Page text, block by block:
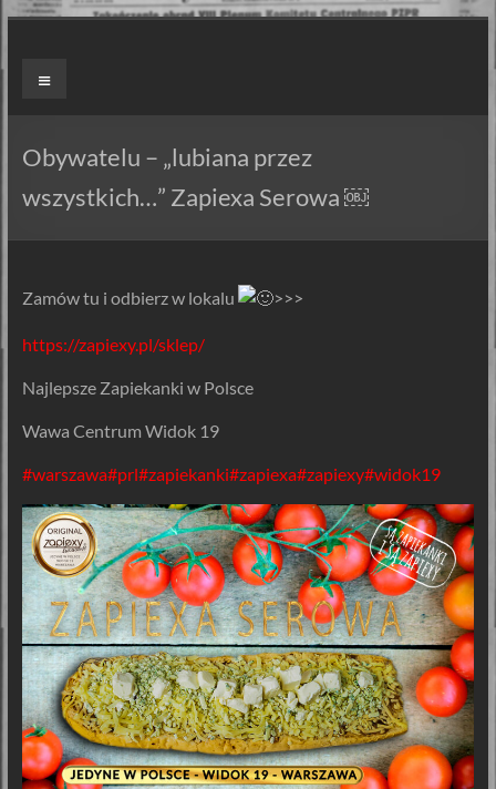
Skip
ZAPIEXY
–
SMAK
PRL`U
ORYGINALNE!
Zapiekanki
i
Zapiexy.
Menu
Obywatelu – „lubiana przez
wszystkich…” Zapiexa Serowa ￼
Zamów tu i odbierz w lokalu >>>
https://zapiexy.pl/sklep/
Najlepsze Zapiekanki w Polsce
Wawa Centrum Widok 19
#warszawa#prl#zapiekanki#zapiexa#zapiexy#widok19